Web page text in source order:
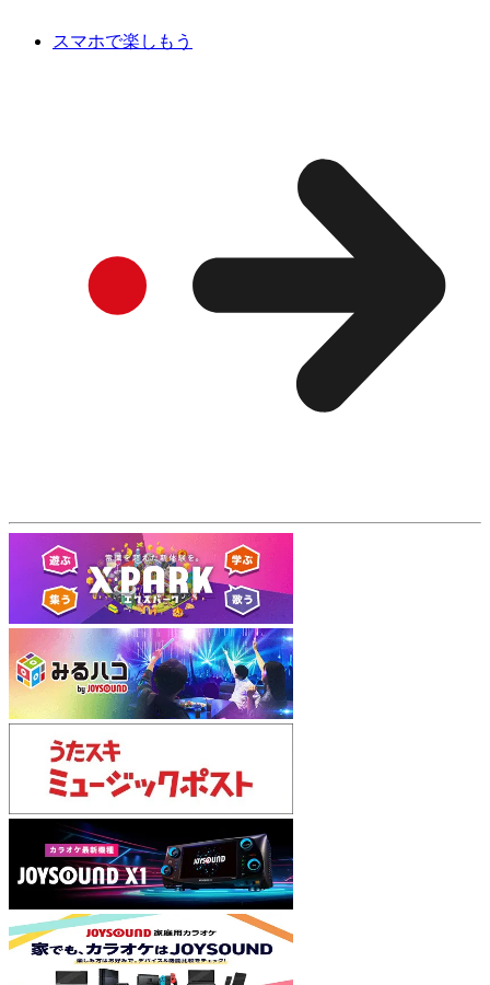
スマホで楽しもう